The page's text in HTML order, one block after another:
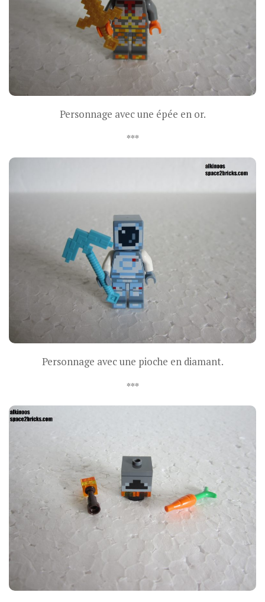
Personnage avec une épée en or.
***
Personnage avec une pioche en diamant.
***